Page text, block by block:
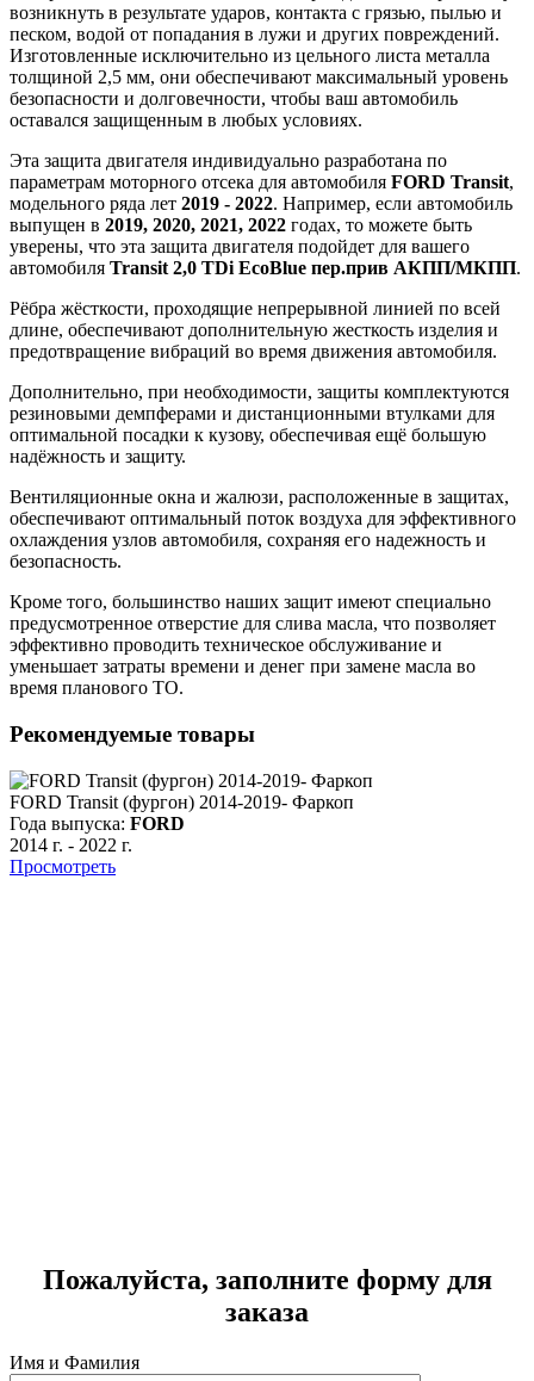
возникнуть в результате ударов, контакта с грязью, пылью и
песком, водой от попадания в лужи и других повреждений.
Изготовленные исключительно из цельного листа металла
толщиной 2,5 мм, они обеспечивают максимальный уровень
безопасности и долговечности, чтобы ваш автомобиль
оставался защищенным в любых условиях.
Эта защита двигателя индивидуально разработана по
параметрам моторного отсека для автомобиля FORD Transit,
модельного ряда лет 2019 - 2022. Например, если автомобиль
выпущен в 2019, 2020, 2021, 2022 годах, то можете быть
уверены, что эта защита двигателя подойдет для вашего
автомобиля Transit 2,0 TDi EcoBlue пер.прив АКПП/МКПП.
Рёбра жёсткости, проходящие непрерывной линией по всей
длине, обеспечивают дополнительную жесткость изделия и
предотвращение вибраций во время движения автомобиля.
Дополнительно, при необходимости, защиты комплектуются
резиновыми демпферами и дистанционными втулками для
оптимальной посадки к кузову, обеспечивая ещё большую
надёжность и защиту.
Вентиляционные окна и жалюзи, расположенные в защитах,
обеспечивают оптимальный поток воздуха для эффективного
охлаждения узлов автомобиля, сохраняя его надежность и
безопасность.
Кроме того, большинство наших защит имеют специально
предусмотренное отверстие для слива масла, что позволяет
эффективно проводить техническое обслуживание и
уменьшает затраты времени и денег при замене масла во
время планового ТО.
Рекомендуемые товары
FORD Transit (фургон) 2014-2019- Фаркоп
Года выпуска: FORD
2014 г. - 2022 г.
Просмотреть
Пожалуйста, заполните форму для
заказа
Имя и Фамилия